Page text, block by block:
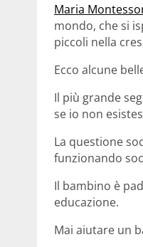
Maria
mondo, che si
piccoli nella
Ecco alcune
Il più grande
se io non
La questione
funzionando
Il bambino è
educazione.
Mai aiutare un